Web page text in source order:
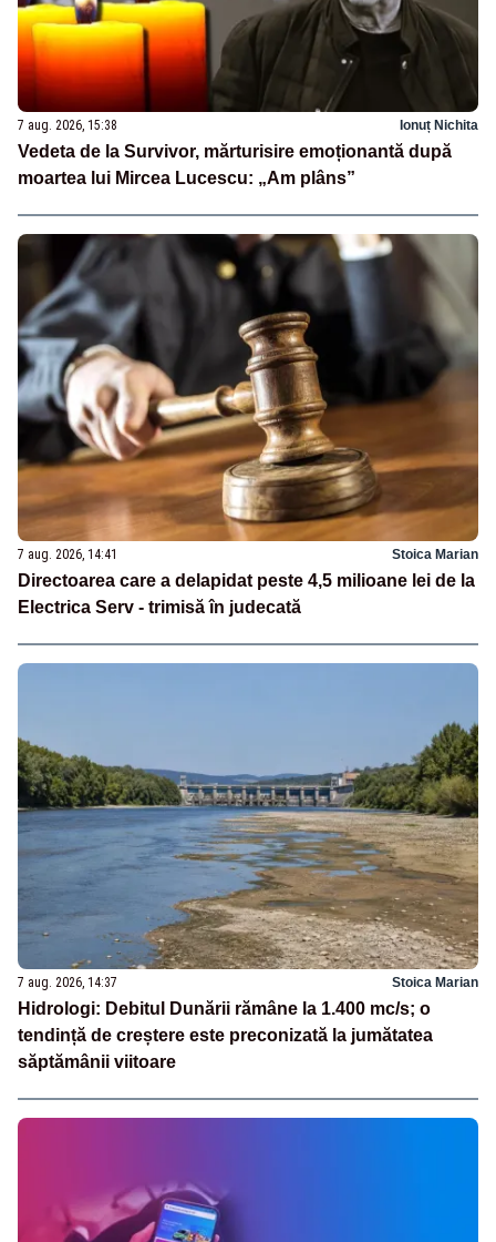
7 aug. 2026, 15:38 Ionuț Nichita
Vedeta de la Survivor, mărturisire emoționantă după
moartea lui Mircea Lucescu: „Am plâns”
7 aug. 2026, 14:41 Stoica Marian
Directoarea care a delapidat peste 4,5 milioane lei de la
Electrica Serv - trimisă în judecată
7 aug. 2026, 14:37 Stoica Marian
Hidrologi: Debitul Dunării rămâne la 1.400 mc/s; o
tendință de creștere este preconizată la jumătatea
săptămânii viitoare